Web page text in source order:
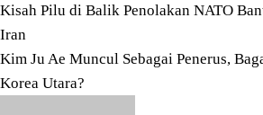
Navigasi
pos
Kisah Pilu di Balik Penolakan NATO
Iran
Kim Ju Ae Muncul Sebagai Penerus,
Korea Utara?